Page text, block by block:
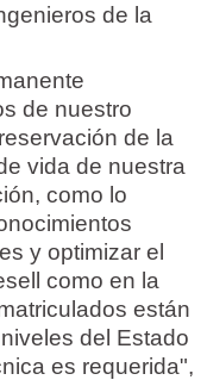
de la
de nuestro
de la
vida de nuestra
como lo
y optimizar el
como en la
están
del Estado
es requerida",